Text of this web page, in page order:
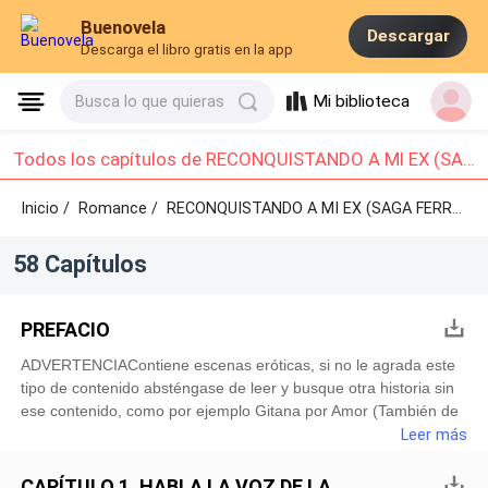
Buenovela
Descarga el libro gratis en la app
Descargar
Busca lo que quieras Mi biblioteca
Todos los capítulos de RECONQUISTANDO A MI EX (SAGA FERRARI): Capítulo 1 - Capítulo 10
Inicio / Romance/RECONQUISTANDO A MI EX (SAGA FERRARI) /
58 Capítulos
PREFACIO
ADVERTENCIAContiene escenas eróticas, si no le agrada este
tipo de contenido absténgase de leer y busque otra historia sin
ese contenido, como por ejemplo Gitana por Amor (También de
mi autoría), es una historia hermosa y sin mucho contenido
gesto de frustración, mientras conversaba con su amigo
Leer más